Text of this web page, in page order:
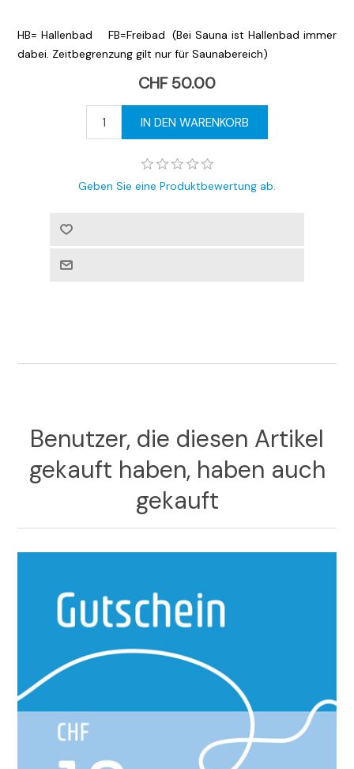
HB= Hallenbad FB=Freibad (Bei Sauna ist Hallenbad immer
dabei. Zeitbegrenzung gilt nur für Saunabereich)
CHF 50.00
Geben Sie eine Produktbewertung ab.
Benutzer, die diesen Artikel
gekauft haben, haben auch
gekauft